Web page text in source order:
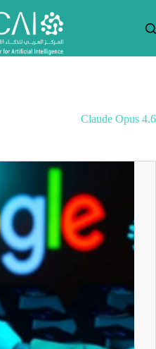
المحتوى
Claude Opus 4.6